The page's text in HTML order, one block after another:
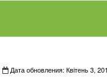
Дата обновления: Квітень 3,